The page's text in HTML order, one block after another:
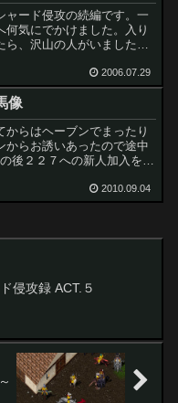
ャード侵攻の続編です。一
何気にでかけました。入り
ら、沢山の人がいましたの
盾上げの真っ最中。なにも
てもｗ これは間違いなく
しょう。それ...
2006.07.29
像
からはヘーブンでまったり
からお誘いあったので途中
後２２７への新人加入を案
へ仮入隊してくださいまし
ね。夜もふけだした頃に、
2010.09.04
侵攻録 ACT.５